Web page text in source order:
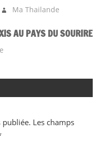
Ma Thailande
AU PAYS DU SOURIRE
publiée. Les champs